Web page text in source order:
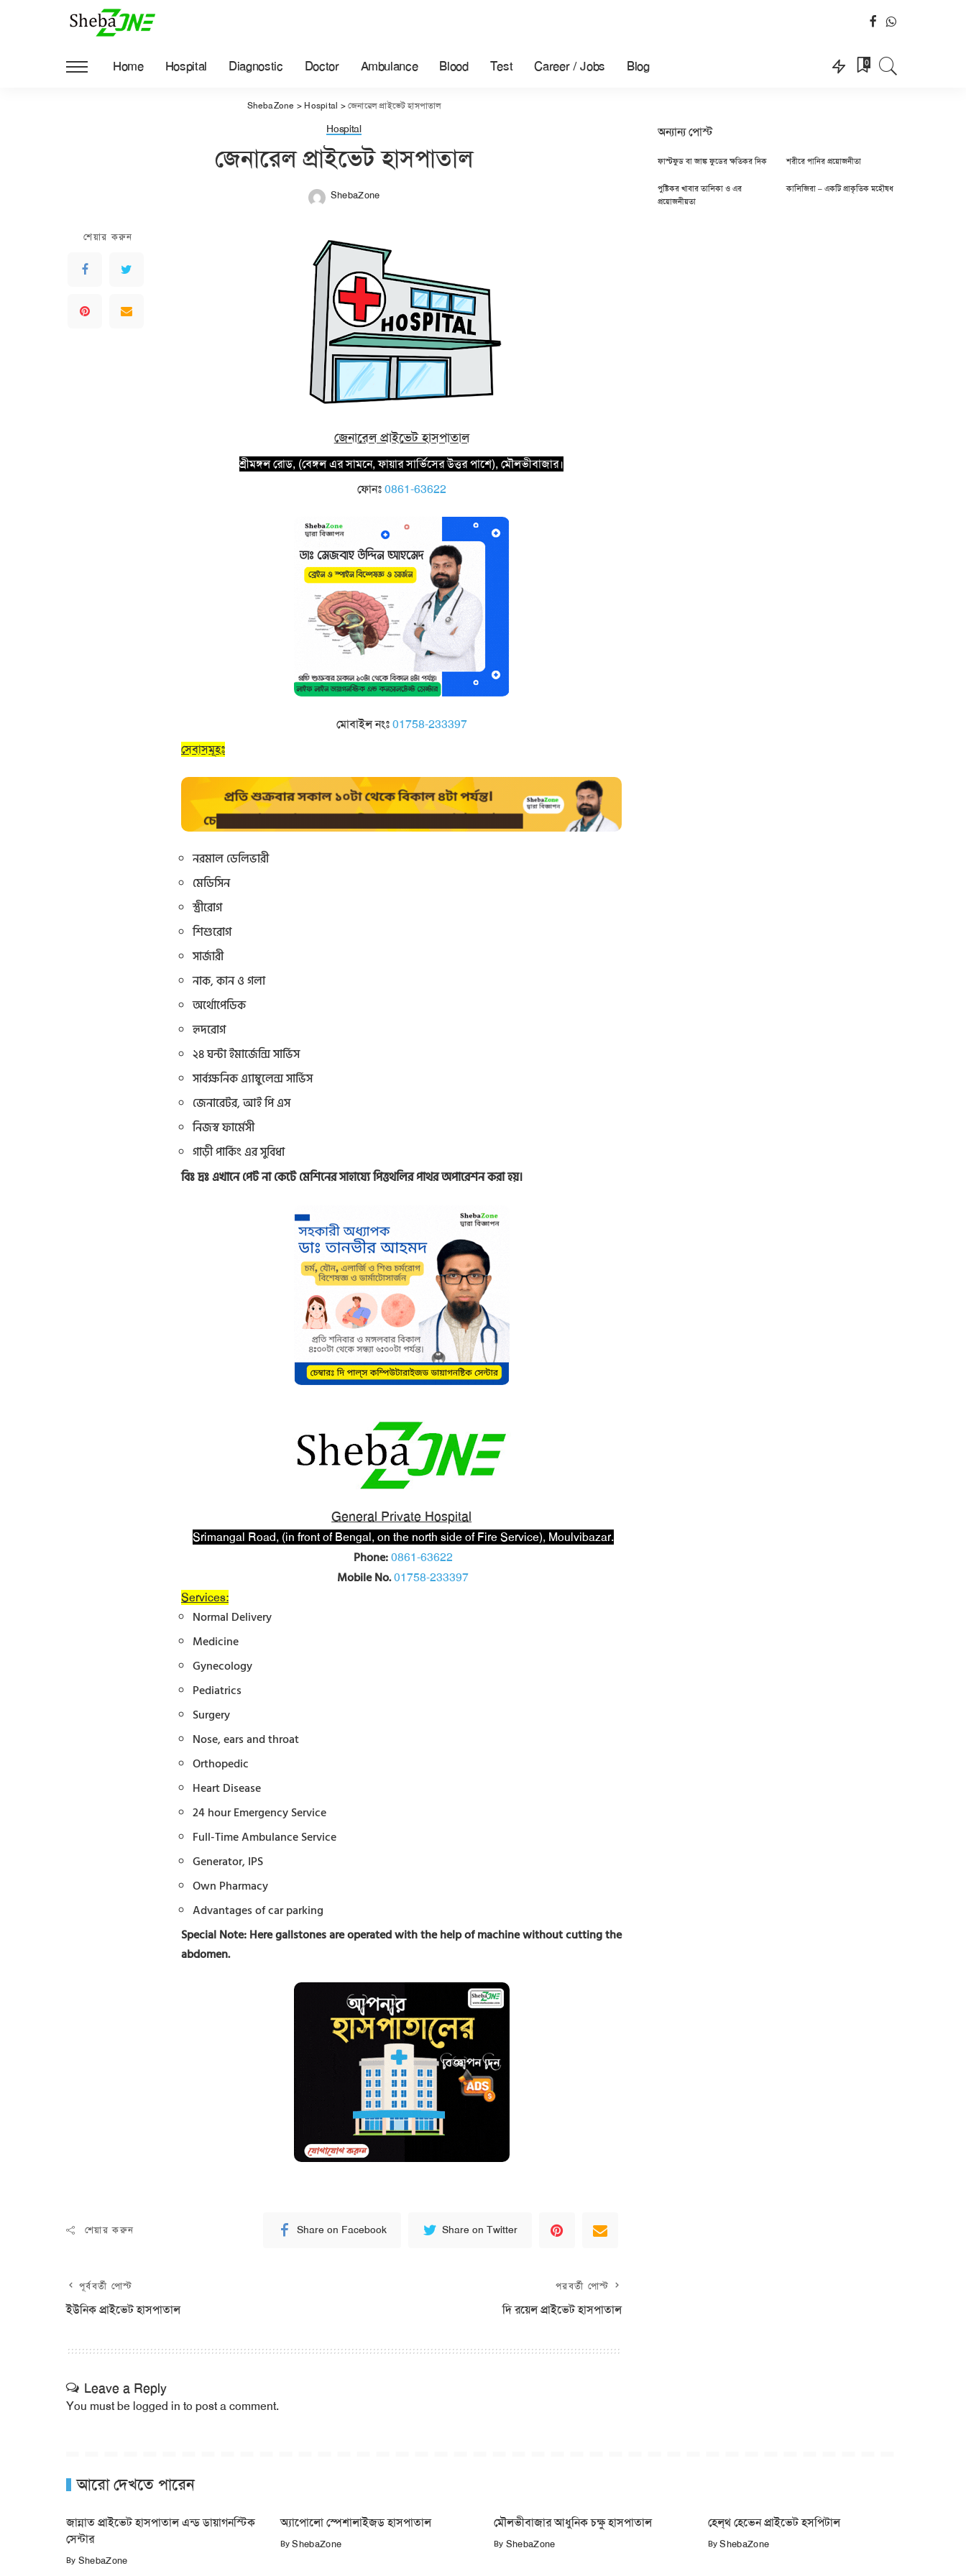
Home Hospital Diagnostic Doctor Ambulance Blood Test Career / Jobs Blog 0
ShebaZone > Hospital >জেনারেল প্রাইভেট হাসপাতাল
Hospital
জেনারেল প্রাইভেট হাসপাতাল
ShebaZone
শেয়ার করুন
জেনারেল প্রাইভেট হাসপাতাল
শ্রীমঙ্গল রোড, (বেঙ্গল এর সামনে, ফায়ার সার্ভিসের উত্তর পাশে), মৌলভীবাজার।
ফোনঃ0861-63622
মোবাইল নংঃ01758-233397
সেবাসমূহঃ
নরমাল ডেলিভারী
মেডিসিন
স্ত্রীরোগ
শিশুরোগ
সার্জারী
নাক, কান ও গলা
অর্থোপেডিক
হৃদরোগ
২৪ ঘন্টা ইমার্জেন্সি সার্ভিস
সার্বক্ষনিক এ্যাম্বুলেন্স সার্ভিস
জেনারেটর, আই পি এস
নিজস্ব ফার্মেসী
গাড়ী পার্কিং এর সুবিধা
বিঃ দ্রঃ এখানে পেট না কেটে মেশিনের সাহায্যে পিত্তথলির পাথর অপারেশন করা হয়।
General Private Hospital
Srimangal Road, (in front of Bengal, on the north side of Fire Service), Moulvibazar.
Phone:0861-63622
Mobile No.01758-233397
Services:
Normal Delivery
Medicine
Gynecology
Pediatrics
Surgery
Nose, ears and throat
Orthopedic
Heart Disease
24 hour Emergency Service
Full-Time Ambulance Service
Generator, IPS
Own Pharmacy
Advantages of car parking
Special Note: Here gallstones are operated with the help of machine without cutting the
abdomen.
শেয়ার করুন Share on Facebook Share on Twitter
পূর্ববর্তী পোস্ট
ইউনিক প্রাইভেট হাসপাতাল
পরবর্তী পোস্ট
দি রয়েল প্রাইভেট হাসপাতাল
Leave a Reply
You must be logged in to post a comment.
অন্যান্য পোস্ট
ফাস্টফুড বা জাঙ্ক ফুডের ক্ষতিকর দিক শরীরে পানির প্রয়োজনীতা
পুষ্টিকর খাবার তালিকা ও এর
প্রয়োজনীয়তা
কালিজিরা – একটি প্রাকৃতিক মহৌষধ
আরো দেখতে পারেন
জান্নাত প্রাইভেট হাসপাতাল এন্ড ডায়াগনস্টিক
সেন্টার
By ShebaZone
অ্যাপোলো স্পেশালাইজড হাসপাতাল
ByShebaZone
মৌলভীবাজার আধুনিক চক্ষু হাসপাতাল
By ShebaZone
হেল্‌থ হেভেন প্রাইভেট হসপিটাল
ByShebaZone